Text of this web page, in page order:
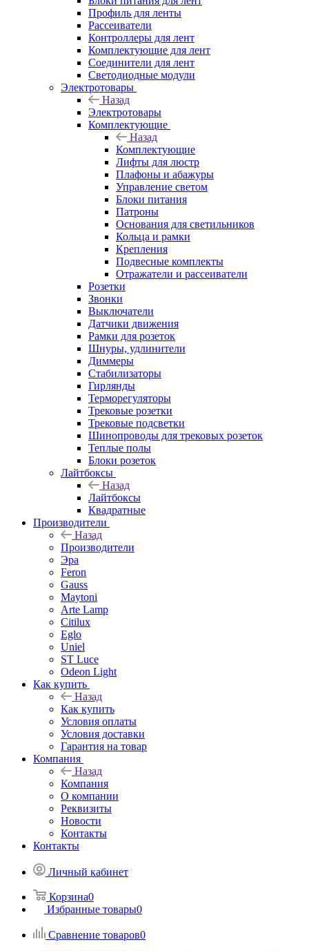
Профиль для ленты
Рассеиватели
Контроллеры для лент
Комплектующие для лент
Соединители для лент
Светодиодные модули
Электротовары
Назад
Электротовары
Комплектующие
Назад
Комплектующие
Лифты для люстр
Плафоны и абажуры
Управление светом
Блоки питания
Патроны
Основания для светильников
Кольца и рамки
Крепления
Подвесные комплекты
Отражатели и рассеиватели
Розетки
Звонки
Выключатели
Датчики движения
Рамки для розеток
Шнуры, удлинители
Диммеры
Стабилизаторы
Гирлянды
Терморегуляторы
Трековые розетки
Трековые подсветки
Шинопроводы для трековых розеток
Теплые полы
Блоки розеток
Лайтбоксы
Назад
Лайтбоксы
Квадратные
Производители
Назад
Производители
Эра
Feron
Gauss
Maytoni
Arte Lamp
Citilux
Eglo
Uniel
ST Luce
Odeon Light
Как купить
Назад
Как купить
Условия оплаты
Условия доставки
Гарантия на товар
Компания
Назад
Компания
О компании
Реквизиты
Новости
Контакты
Контакты
Личный кабинет
Корзина0
Избранные товары0
Сравнение товаров0